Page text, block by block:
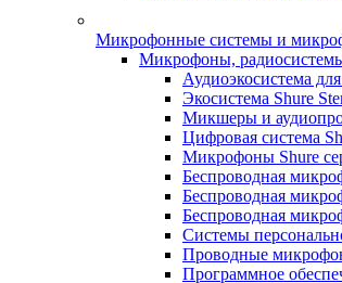
Микрофонные системы и
Микрофоны,
Аудиоэкосистема
Экосистема Shure
Микшеры и
Цифровая система
Микрофоны Shure
Беспроводная
Беспроводная
Беспроводная
Системы
Проводные
Программное